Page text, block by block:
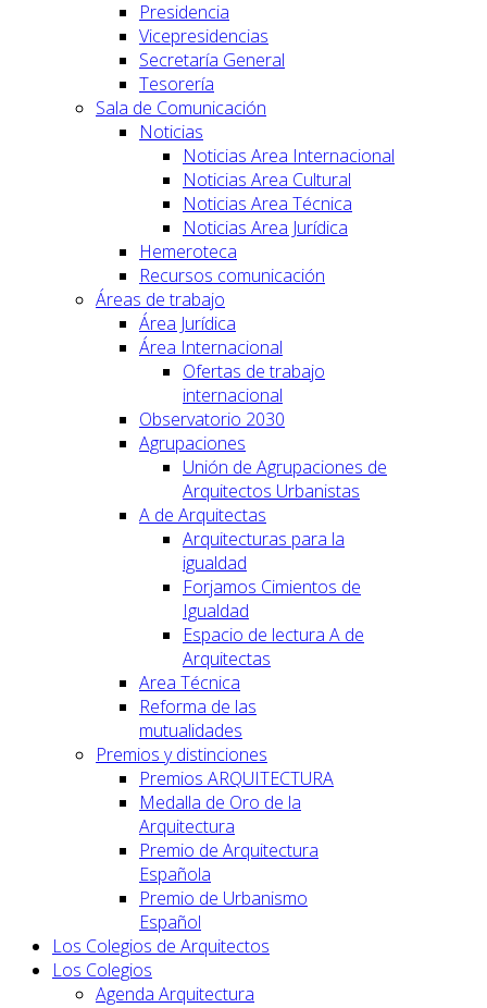
Presidencia
Vicepresidencias
Secretaría General
Tesorería
Sala de Comunicación
Noticias
Noticias Area Internacional
Noticias Area Cultural
Noticias Area Técnica
Noticias Area Jurídica
Hemeroteca
Recursos comunicación
Áreas de trabajo
Área Jurídica
Área Internacional
Ofertas de trabajo
internacional
Observatorio 2030
Agrupaciones
Unión de Agrupaciones de
Arquitectos Urbanistas
A de Arquitectas
Arquitecturas para la
igualdad
Forjamos Cimientos de
Igualdad
Espacio de lectura A de
Arquitectas
Area Técnica
Reforma de las
mutualidades
Premios y distinciones
Premios ARQUITECTURA
Medalla de Oro de la
Arquitectura
Premio de Arquitectura
Española
Premio de Urbanismo
Español
Los Colegios de Arquitectos
Los Colegios
Agenda Arquitectura